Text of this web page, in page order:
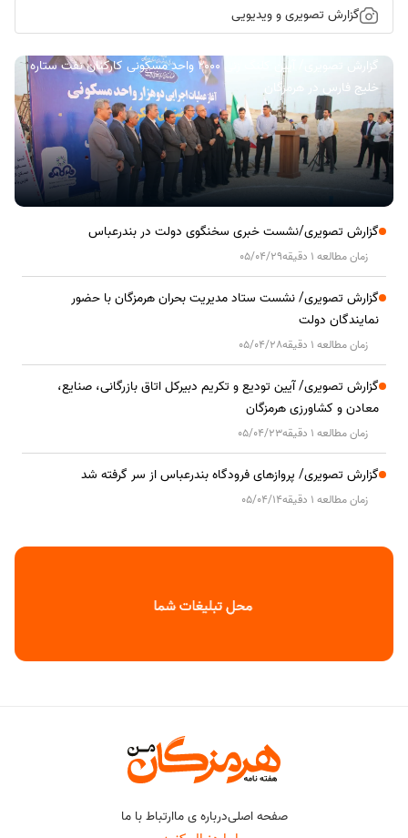
گزارش تصویری و ویدیویی
گزارش تصویری/ آیین کلنگ زنی ۲۰۰۰ واحد مسکونی کارکنان نفت ستاره
خلیج فارس در هرمزگان
گزارش تصویری/نشست خبری سخنگوی دولت در بندرعباس
زمان مطالعه 1 دقیقه 05/04/29
گزارش تصویری/ نشست ستاد مدیریت بحران هرمزگان با حضور
نمایندگان دولت
زمان مطالعه 1 دقیقه 05/04/28
گزارش تصویری/ آیین تودیع و تکریم دبیرکل اتاق بازرگانی، صنایع،
معادن و کشاورزی هرمزگان
زمان مطالعه 1 دقیقه 05/04/23
گزارش تصویری/ پروازهای فرودگاه بندرعباس از سر گرفته شد
زمان مطالعه 1 دقیقه 05/04/14
صفحه اصلیدرباره ی ماارتباط با ما